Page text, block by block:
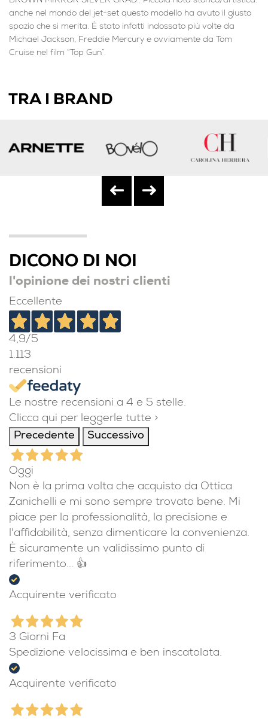
anche nel mondo del jet-set questo modello ha avuto il giusto
spazio che si merita. È stato infatti indossato più volte da
Michael Jackson, Freddie Mercury e ovviamente da Tom
Cruise nel film “Top Gun”.
TRA I BRAND
DICONO DI NOI
l'opinione dei nostri clienti
Eccellente
4,9/5
1.113
recensioni
Le nostre recensioni a 4 e 5 stelle.
Clicca qui per leggerle tutte >
Precedente
Successivo
Oggi
Non è la prima volta che acquisto da Ottica
Zanichelli e mi sono sempre trovato bene. Mi
piace per la professionalità, la precisione e
l'affidabilità, senza dimenticare la convenienza.
È sicuramente un validissimo punto di
riferimento... 👍
Acquirente verificato
3 Giorni Fa
Spedizione velocissima e ben inscatolata.
Acquirente verificato